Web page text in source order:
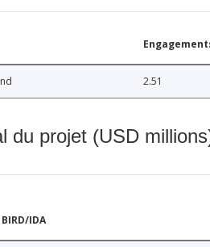
2.51
du projet (USD
BIRD/IDA